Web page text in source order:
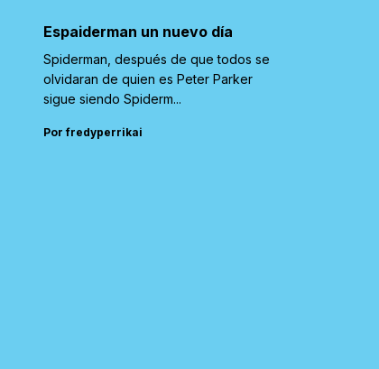
Espaiderman un nuevo día
Spiderman, después de que todos se
olvidaran de quien es Peter Parker
sigue siendo Spiderm...
Por fredyperrikai